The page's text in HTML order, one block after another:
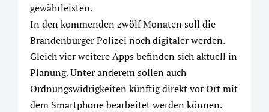
gewährleisten.
In den kommenden zwölf Monaten soll die
Brandenburger Polizei noch digitaler werden.
Gleich vier weitere Apps befinden sich aktuell in
Planung. Unter anderem sollen auch
Ordnungswidrigkeiten künftig direkt vor Ort mit
dem Smartphone bearbeitet werden können.